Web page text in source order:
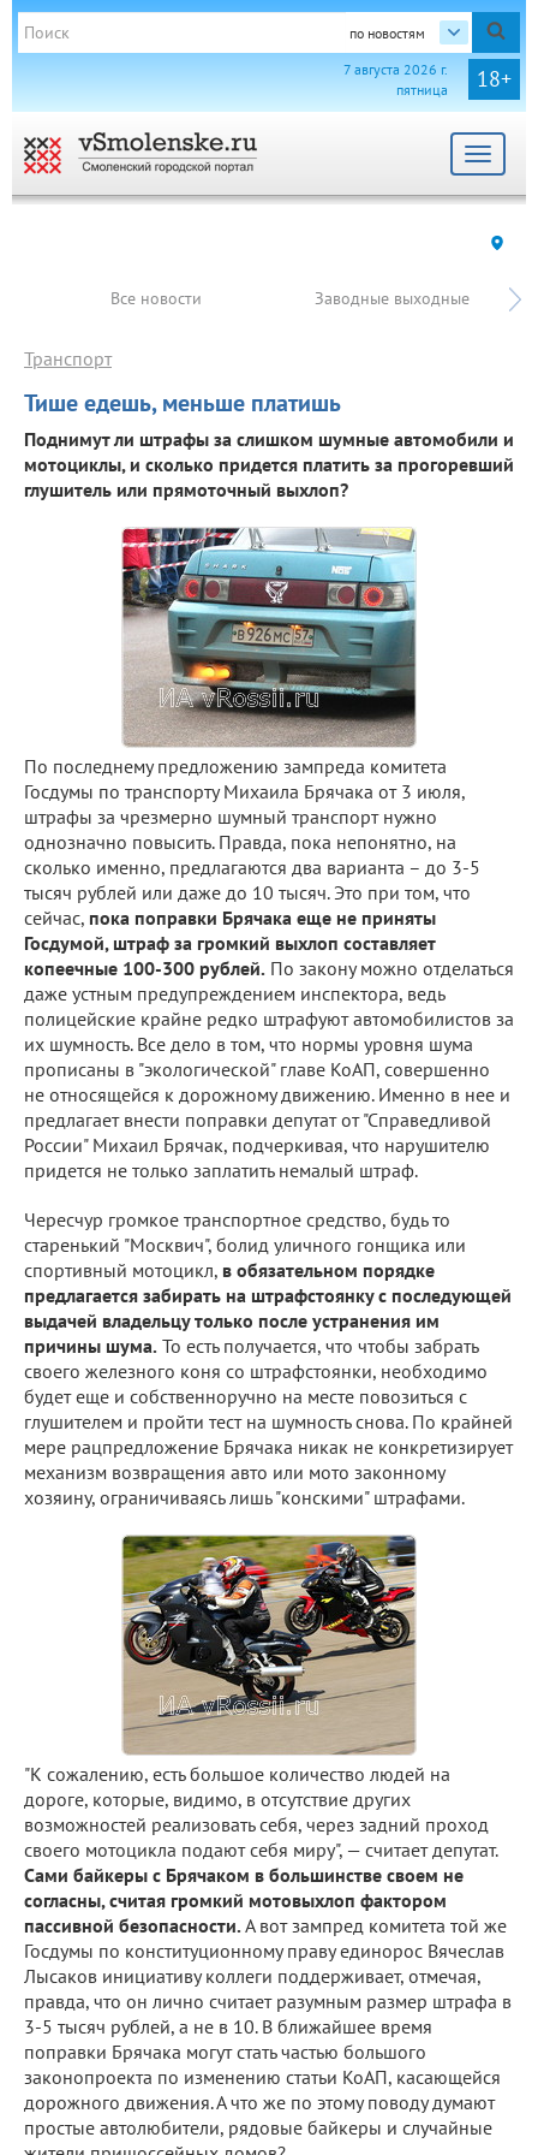
по новостям
18+
7 августа 2026 г.
пятница
Toggle
Все новости Заводные выходные
Тише едешь, меньше платишь
Транспорт
Поднимут ли штрафы за слишком шумные автомобили и
мотоциклы, и сколько придется платить за прогоревший
глушитель или прямоточный выхлоп?
По последнему предложению зампреда комитета
Госдумы по транспорту Михаила Брячака от 3 июля,
штрафы за чрезмерно шумный транспорт нужно
однозначно повысить. Правда, пока непонятно, на
сколько именно, предлагаются два варианта – до 3-5
тысяч рублей или даже до 10 тысяч. Это при том, что
сейчас, пока поправки Брячака еще не приняты
Госдумой, штраф за громкий выхлоп составляет
копеечные 100-300 рублей. По закону можно отделаться
даже устным предупреждением инспектора, ведь
полицейские крайне редко штрафуют автомобилистов за
их шумность. Все дело в том, что нормы уровня шума
прописаны в "экологической" главе КоАП, совершенно
не относящейся к дорожному движению. Именно в нее и
предлагает внести поправки депутат от "Справедливой
России" Михаил Брячак, подчеркивая, что нарушителю
придется не только заплатить немалый штраф.
Чересчур громкое транспортное средство, будь то
старенький "Москвич", болид уличного гонщика или
спортивный мотоцикл, в обязательном порядке
предлагается забирать на штрафстоянку с последующей
выдачей владельцу только после устранения им
причины шума. То есть получается, что чтобы забрать
своего железного коня со штрафстоянки, необходимо
будет еще и собственноручно на месте повозиться с
глушителем и пройти тест на шумность снова. По крайней
мере рацпредложение Брячака никак не конкретизирует
механизм возвращения авто или мото законному
хозяину, ограничиваясь лишь "конскими" штрафами.
"К сожалению, есть большое количество людей на
дороге, которые, видимо, в отсутствие других
возможностей реализовать себя, через задний проход
своего мотоцикла подают себя миру", — считает депутат.
Сами байкеры с Брячаком в большинстве своем не
согласны, считая громкий мотовыхлоп фактором
пассивной безопасности. А вот зампред комитета той же
Госдумы по конституционному праву единорос Вячеслав
Лысаков инициативу коллеги поддерживает, отмечая,
правда, что он лично считает разумным размер штрафа в
3-5 тысяч рублей, а не в 10. В ближайшее время
поправки Брячака могут стать частью большого
законопроекта по изменению статьи КоАП, касающейся
дорожного движения. А что же по этому поводу думают
простые автолюбители, рядовые байкеры и случайные